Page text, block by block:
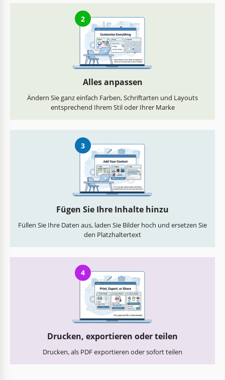
2
Alles anpassen
Ändern Sie ganz einfach Farben, Schriftarten und Layouts
entsprechend Ihrem Stil oder Ihrer Marke
3
Fügen Sie Ihre Inhalte hinzu
Füllen Sie Ihre Daten aus, laden Sie Bilder hoch und ersetzen Sie
den Platzhaltertext
4
Drucken, exportieren oder teilen
Drucken, als PDF exportieren oder sofort teilen